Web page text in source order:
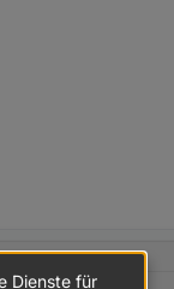
Dienste für